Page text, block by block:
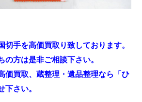
切手を高価買取り致しております。
の方は是非ご相談下さい。
価買取、蔵整理・遺品整理なら「ひ
下さい。